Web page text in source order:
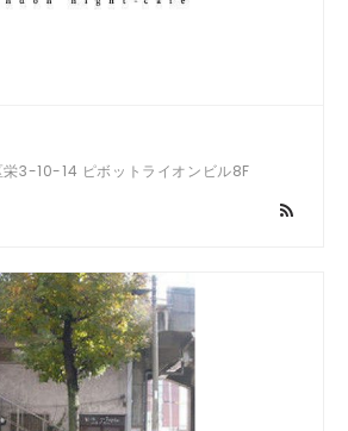
栄3-10-14 ピボットライオンビル8F